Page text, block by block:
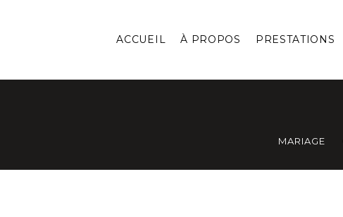
ACCUEIL À PROPOS PRESTATIONS
MARIAGE